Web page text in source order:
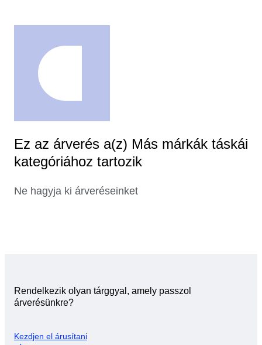
Ez az árverés a(z) Más márkák táskái
kategóriához tartozik
Ne hagyja ki árveréseinket
Rendelkezik olyan tárggyal, amely passzol
árverésünkre?
Kezdjen el árusítani